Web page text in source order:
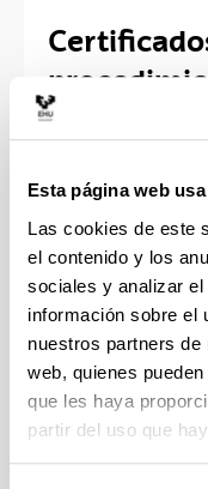
Esta página web
Las cookies de este
el contenido y los
sociales y analizar
información sobre el
nuestros partners
web, quienes
que les haya
partir del uso que
cotización
julio, que
abril, relativa a la
especiales con la
de posibilitar el
períodos de
externas
vigor de la
Segunda del
la Seguridad